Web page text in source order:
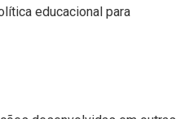
educacional para